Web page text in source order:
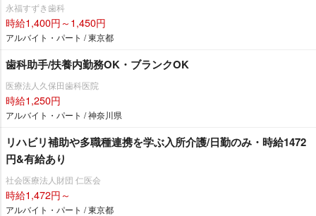
永福すずき歯科
時給1,400円～1,450円
アルバイト・パート / 東京都
歯科助手/扶養内勤務OK・ブランクOK
医療法人久保田歯科医院
時給1,250円
アルバイト・パート / 神奈川県
リハビリ補助や多職種連携を学ぶ入所介護/日勤のみ・時給1472
円&有給あり
社会医療法人財団 仁医会
時給1,472円～
アルバイト・パート / 東京都